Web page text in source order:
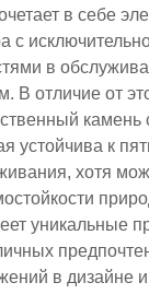
в себе
в
В отличие от
камень
устойчива к
хотя
уникальные
в дизайне